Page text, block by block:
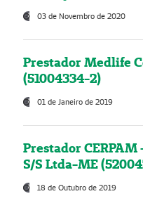
03 de Novembro de 2020
Prestador Medlife
(51004334-2)
01 de Janeiro de 2019
Prestador
S/S Ltda-ME
18 de Outubro de 2019